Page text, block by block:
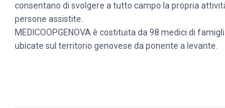
consentano di svolgere a tutto campo la propria
persone assistite.
MEDICOOPGENOVA è costituita da 98 medici di
ubicate sul territorio genovese da ponente a levante.